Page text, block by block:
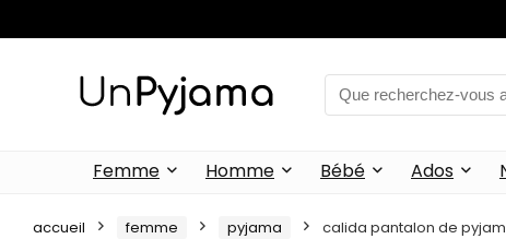
Femme Homme Bébé Ados
accueil femme pyjama calida pantalon de